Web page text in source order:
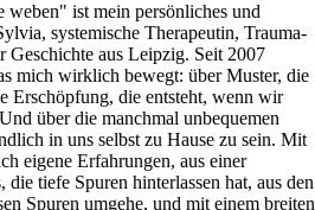
weben" ist mein persönliches und
systemische Therapeutin, Trauma-
Geschichte aus Leipzig. Seit 2007
mich wirklich bewegt: über Muster, die
Erschöpfung, die entsteht, wenn wir
über die manchmal unbequemen
in uns selbst zu Hause zu sein. Mit
eigene Erfahrungen, aus einer
die tiefe Spuren hinterlassen hat, aus den
Spuren umgehe, und mit einem breiten